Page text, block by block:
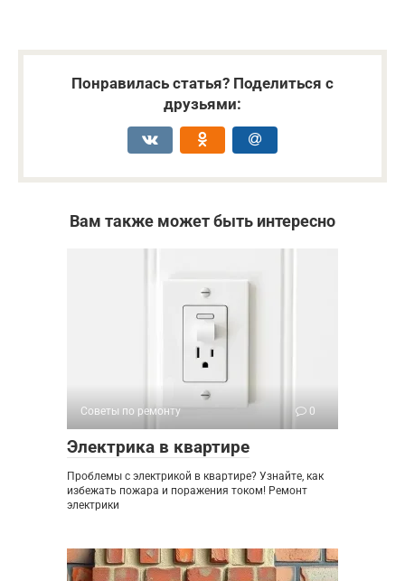
Понравилась статья? Поделиться с
друзьями:
Вам также может быть интересно
Советы по ремонту 0
Электрика в квартире
Проблемы с электрикой в квартире? Узнайте, как
избежать пожара и поражения током! Ремонт
электрики